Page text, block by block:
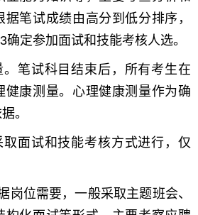
笔试成绩由高分到低分排序，
定参加面试和技能考核人选。
笔试科目结束后，所有考生在
健康测量。心理健康测量作为确
。
面试和技能考核方式进行，仅
岗位需要，一般采取主题班会、